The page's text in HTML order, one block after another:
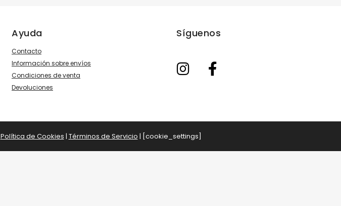
Ayuda
Contacto
Información sobre envíos
Condiciones de venta
Devoluciones
Síguenos
Política de Cookies | Términos de Servicio | [cookie_settings]